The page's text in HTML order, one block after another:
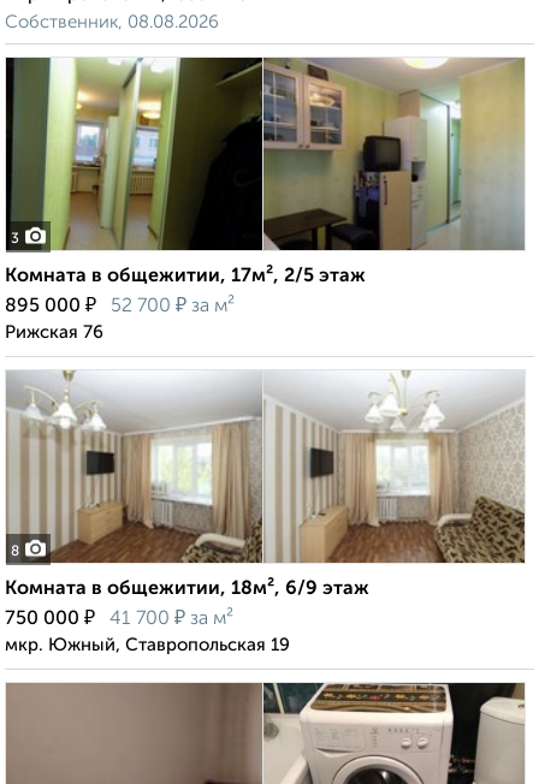
Собственник, 08.08.2026
3
Комната в общежитии, 17м², 2/5 этаж
895 000 ₽ 52 700 ₽ за м²
Рижская 76
8
Комната в общежитии, 18м², 6/9 этаж
750 000 ₽ 41 700 ₽ за м²
мкр. Южный, Ставропольская 19